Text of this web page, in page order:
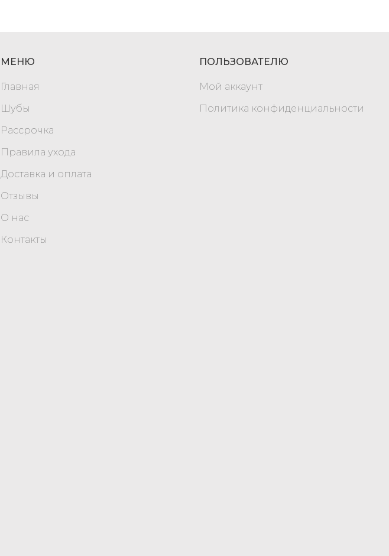
МЕНЮ
Главная
Шубы
Рассрочка
Правила ухода
Доставка и оплата
Отзывы
О нас
Контакты
ПОЛЬЗОВАТЕЛЮ
Мой аккаунт
Политика конфиденциальности